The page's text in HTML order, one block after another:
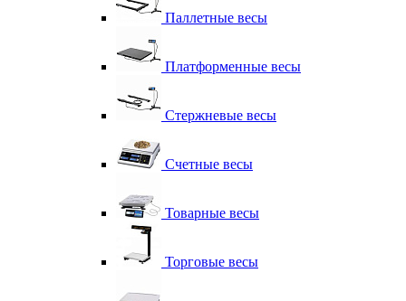
Паллетные весы
Платформенные весы
Стержневые весы
Счетные весы
Товарные весы
Торговые весы